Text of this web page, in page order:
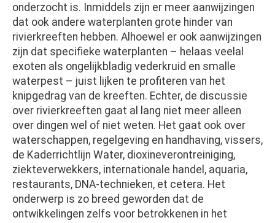
onderzocht is. Inmiddels zijn er meer aanwijzingen
dat ook andere waterplanten grote hinder van
rivierkreeften hebben. Alhoewel er ook aanwijzingen
zijn dat specifieke waterplanten – helaas veelal
exoten als ongelijkbladig vederkruid en smalle
waterpest – juist lijken te profiteren van het
knipgedrag van de kreeften. Echter, de discussie
over rivierkreeften gaat al lang niet meer alleen
over dingen wel of niet weten. Het gaat ook over
waterschappen, regelgeving en handhaving, vissers,
de Kaderrichtlijn Water, dioxineverontreiniging,
ziekteverwekkers, internationale handel, aquaria,
restaurants, DNA-technieken, et cetera. Het
onderwerp is zo breed geworden dat de
ontwikkelingen zelfs voor betrokkenen in het